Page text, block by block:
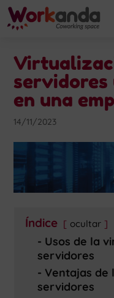
servidores
en una
14/11/2023
Índice ocultar
Usos de la
servidores
Ventajas de
servidores